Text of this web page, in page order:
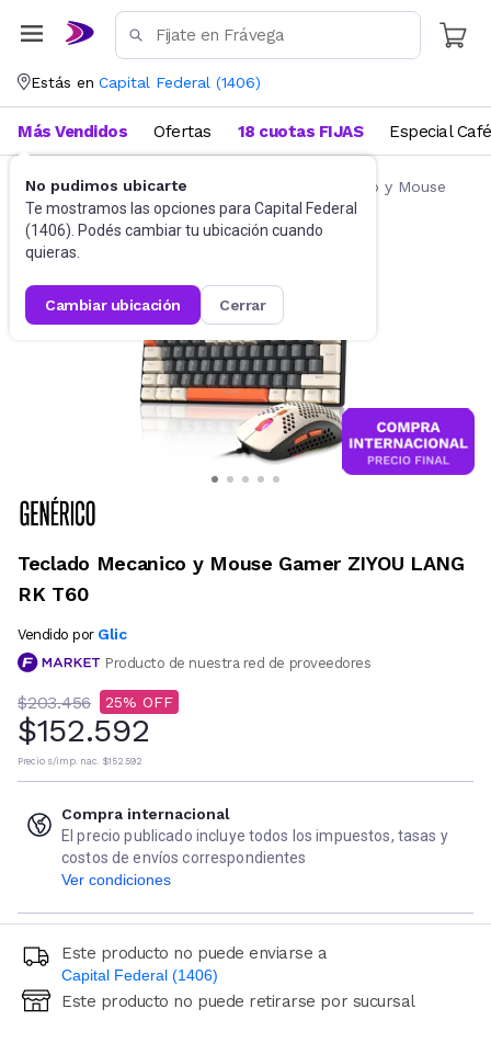
Estás en Capital Federal (1406)
No pudimos ubicarte
Te mostramos las opciones para Capital Federal
(1406). Podés cambiar tu ubicación cuando
quieras.
cambiar ubicación cerrar
Más Vendidos Ofertas 18 cuotas FIJAS Especial Café
Accesorios de Informática Combos Teclado y Mouse
Teclado Mecanico y Mouse Gamer ZIYOU LANG
RK T60
Vendido por Glic
Producto de nuestra red de proveedores
$203.456 25
$152.592
Precio s/imp. nac. $152.592
Compra internacional
El precio publicado incluye todos los impuestos, tasas y
costos de envíos correspondientes
Ver condiciones
Este producto no puede enviarse a
Capital Federal (1406)
Ingresá código postal (sólo números)
Este producto no puede retirarse por sucursal